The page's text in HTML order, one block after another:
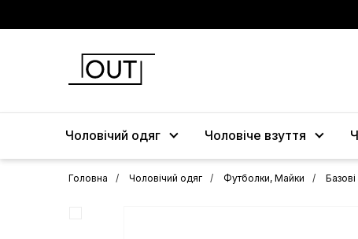
Чоловічий одяг Чоловіче взуття
Головна Чоловічий одяг Футболки, Майки